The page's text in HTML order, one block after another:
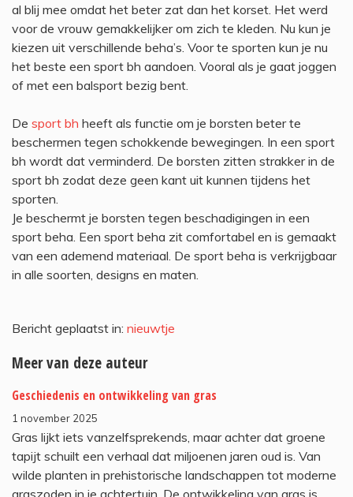
al blij mee omdat het beter zat dan het korset. Het werd
voor de vrouw gemakkelijker om zich te kleden. Nu kun je
kiezen uit verschillende beha’s. Voor te sporten kun je nu
het beste een sport bh aandoen. Vooral als je gaat joggen
of met een balsport bezig bent.
De sport bh heeft als functie om je borsten beter te
beschermen tegen schokkende bewegingen. In een sport
bh wordt dat verminderd. De borsten zitten strakker in de
sport bh zodat deze geen kant uit kunnen tijdens het
sporten.
Je beschermt je borsten tegen beschadigingen in een
sport beha. Een sport beha zit comfortabel en is gemaakt
van een ademend materiaal. De sport beha is verkrijgbaar
in alle soorten, designs en maten.
Bericht geplaatst in: nieuwtje
Meer van deze auteur
Geschiedenis en ontwikkeling van gras
1 november 2025
Gras lijkt iets vanzelfsprekends, maar achter dat groene
tapijt schuilt een verhaal dat miljoenen jaren oud is. Van
wilde planten in prehistorische landschappen tot moderne
graszoden in je achtertuin. De ontwikkeling van gras is